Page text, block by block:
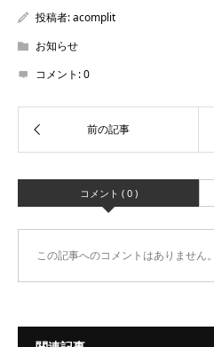
投稿者:acomplit
お知らせ
コメント:0
コメント ( 0 )
この記事へのコメントはありません。